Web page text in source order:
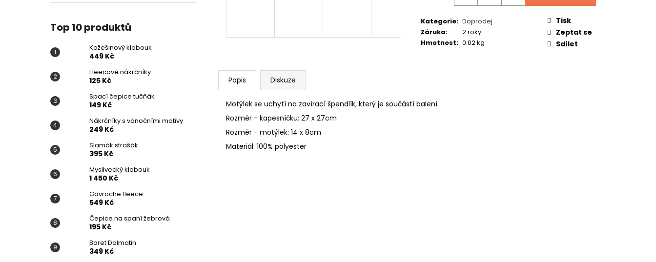
Top 10 produktů
Kožešinový klobouk
449 Kč
Fleecové nákrčníky
125 Kč
Spací čepice tučňák
149 Kč
Nákrčníky s vánočními motivy
249 Kč
Slamák strašák
395 Kč
Myslivecký klobouk
1 450 Kč
Gavroche fleece
549 Kč
Čepice na spaní žebrová
195 Kč
Baret Dalmatin
349 Kč
Kategorie: Doprodej
Záruka:
2 roky
Hmotnost: 0.02 kg
Tisk
Zeptat se
Sdílet
Popis Diskuze
Motýlek se uchytí na zavírací špendlík, který je součástí balení.
Rozměr - kapesníčku: 27 x 27cm
Rozměr - motýlek: 14 x 8cm
Materiál: 100% polyester
KOŽEŠINOVÝ KLOBOUK